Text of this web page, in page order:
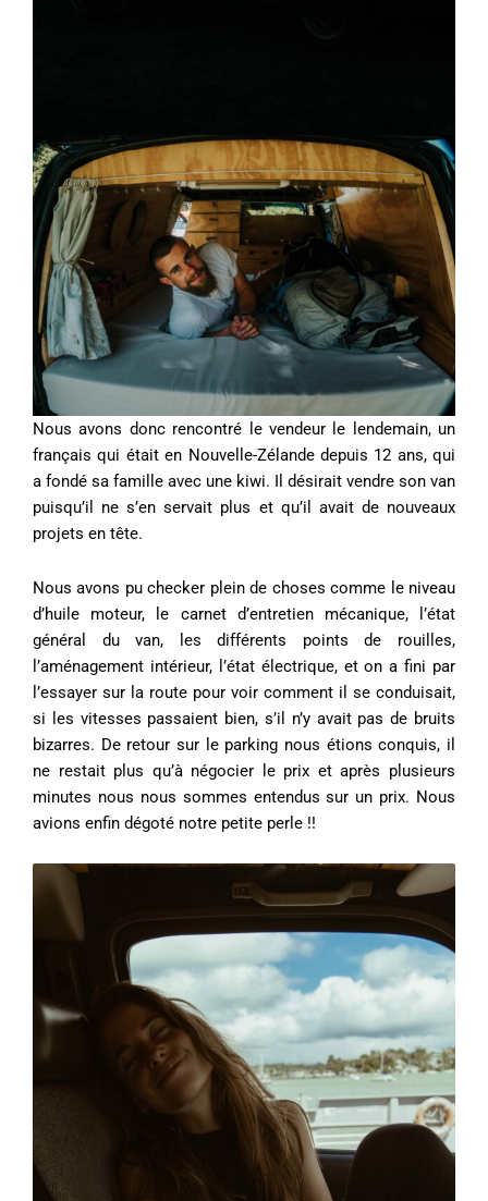
Nous avons donc rencontré le vendeur le lendemain, un
français qui était en Nouvelle-Zélande depuis 12 ans, qui
a fondé sa famille avec une kiwi. Il désirait vendre son van
puisqu’il ne s’en servait plus et qu’il avait de nouveaux
projets en tête.
Nous avons pu checker plein de choses comme le niveau
d’huile moteur, le carnet d’entretien mécanique, l’état
général du van, les différents points de rouilles,
l’aménagement intérieur, l’état électrique, et on a fini par
l’essayer sur la route pour voir comment il se conduisait,
si les vitesses passaient bien, s’il n’y avait pas de bruits
bizarres. De retour sur le parking nous étions conquis, il
ne restait plus qu’à négocier le prix et après plusieurs
minutes nous nous sommes entendus sur un prix. Nous
avions enfin dégoté notre petite perle !!